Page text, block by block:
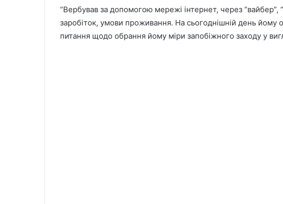
“Вербував за допомогою мережі інтернет, через “вайбер”,
заробіток, умови проживання. На сьогоднішній день йому
питання щодо обрання йому міри запобіжного заходу у